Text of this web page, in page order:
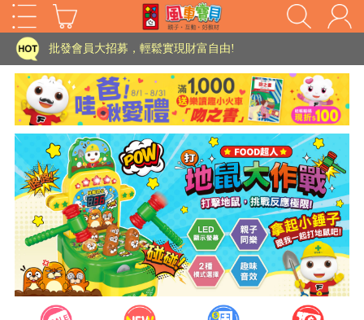
HOT
家長樂了!「風車書版集團暨FOOD超人企業總部」目前正興建中!
批發會員大招募，輕鬆實現財富自由!
如需更改或重開發票 需在訂單成立三天內通知客服 寄回發票需附上回郵郵票
老師您好!!幼教會員火熱招募中~
海外購物免煩惱！點我查看『海外購物流程說明』
家長樂了!「風車書版集團暨FOOD超人企業總部」目前正興建中!
批發會員大招募，輕鬆實現財富自由!
如需更改或重開發票 需在訂單成立三天內通知客服 寄回發票需附上回郵郵票
老師您好!!幼教會員火熱招募中~
海外購物免煩惱！點我查看『海外購物流程說明』